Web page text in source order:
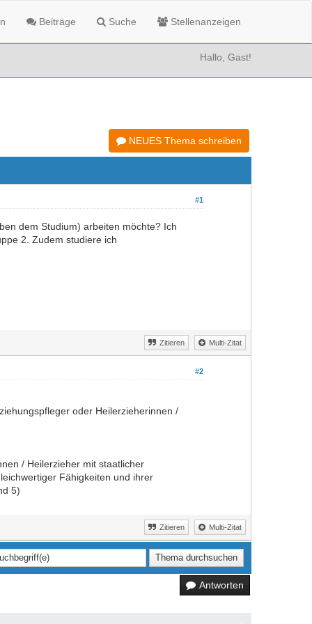
Beiträge Suche Stellenanzeigen
Hallo, Gast!
NEUES Thema schreiben
#1
dem Studium) arbeiten möchte? Ich
2. Zudem studiere ich
Zitieren Multi-Zitat
#2
oder Heilerzieherinnen /
/ Heilerzieher mit staatlicher
Fähigkeiten und ihrer
5)
Zitieren Multi-Zitat
Antworten